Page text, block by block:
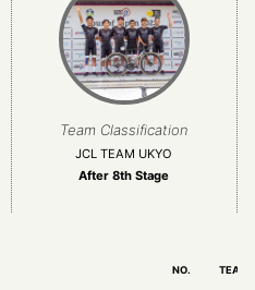
Team Classification
JCL TEAM UKYO
After 8th Stage
NO. TEAM